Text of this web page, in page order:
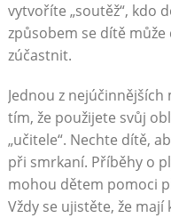
vytvoříte „soutěž“, kdo
způsobem se dítě
zúčastnit.
Jednou z
tím, že použijete svůj
„učitele“. Nechte dítě,
při smrkaní. Příběhy o
mohou dětem pomoci
Vždy se ujistěte, že